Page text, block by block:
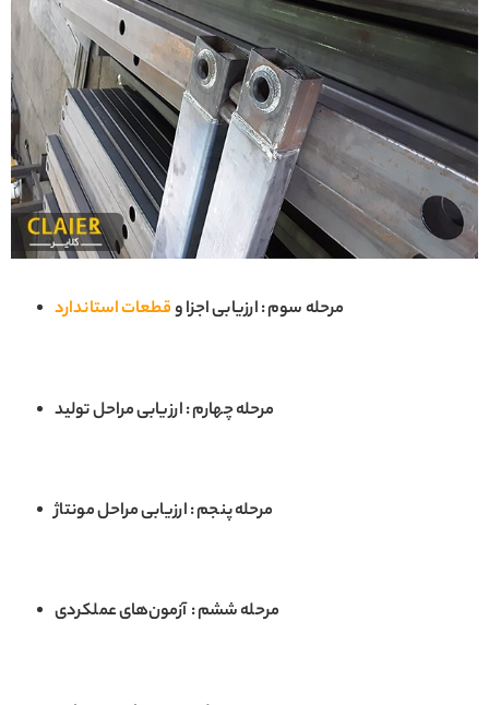
مرحله سوم : ارزیابی اجزا وقطعات استاندارد
مرحله چهارم : ارزیابی مراحل تولید
مرحله پنجم : ارزیابی مراحل مونتاژ
مرحله ششم : آزمون‌های عملکردی